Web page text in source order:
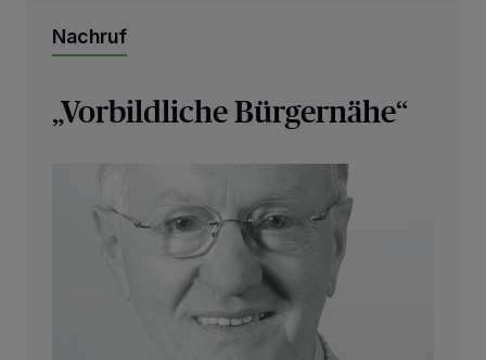
Nachruf
„Vorbildliche Bürgernähe“